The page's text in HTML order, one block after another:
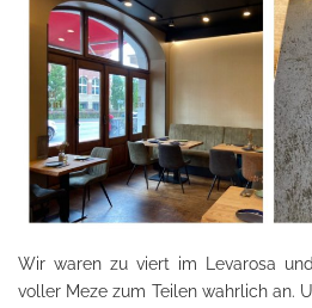
Wir waren zu viert im Levarosa
voller Meze zum Teilen wahrlich an.